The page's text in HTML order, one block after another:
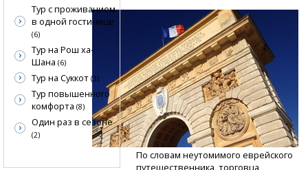
По словам неутомимого еврейского
Тур с проживанием
в одной гостинице
(6)
Тур на Рош ха-
Шана (6)
Тур на Суккот (3)
Тур повышенного
комфорта (8)
Один раз в сезоне
(2)